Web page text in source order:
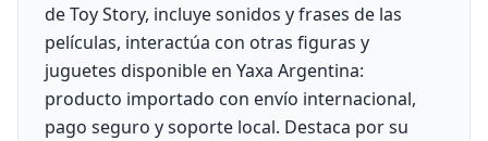
de Toy Story, incluye sonidos y frases de las
películas, interactúa con otras figuras y
juguetes disponible en Yaxa Argentina:
producto importado con envío internacional,
pago seguro y soporte local. Destaca por su